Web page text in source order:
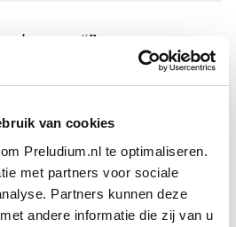
van cookies
Preludium.nl te optimaliseren.
met partners voor sociale
Partners kunnen deze
andere informatie die zij van u
voor “”.